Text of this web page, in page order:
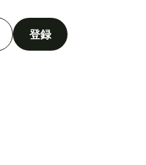
登録